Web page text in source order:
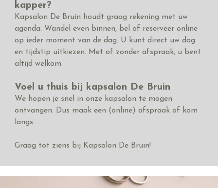
kapper?
Kapsalon De Bruin houdt graag rekening met uw
agenda. Wandel even binnen, bel of reserveer online
op ieder moment van de dag. U kunt direct uw dag
en tijdstip uitkiezen. Met of zonder afspraak, u bent
altijd welkom.
Voel u thuis bij kapsalon De Bruin
We hopen je snel in onze kapsalon te mogen
ontvangen. Dus maak een (online) afspraak of kom
langs.
Graag tot ziens bij Kapsalon De Bruin!